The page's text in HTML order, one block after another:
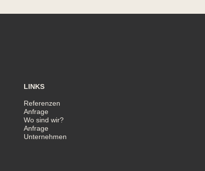
LINKS
Referenzen
Anfrage
Wo sind wir?
Anfrage
Unternehmen